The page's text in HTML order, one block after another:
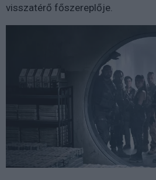
visszatérő főszereplője.